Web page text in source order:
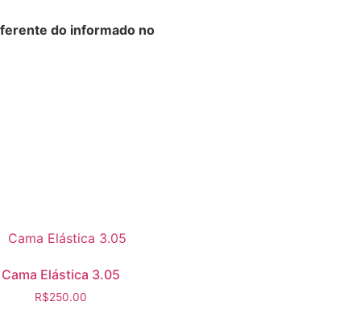
do informado no
Cama Elástica 3.05
R$250.00